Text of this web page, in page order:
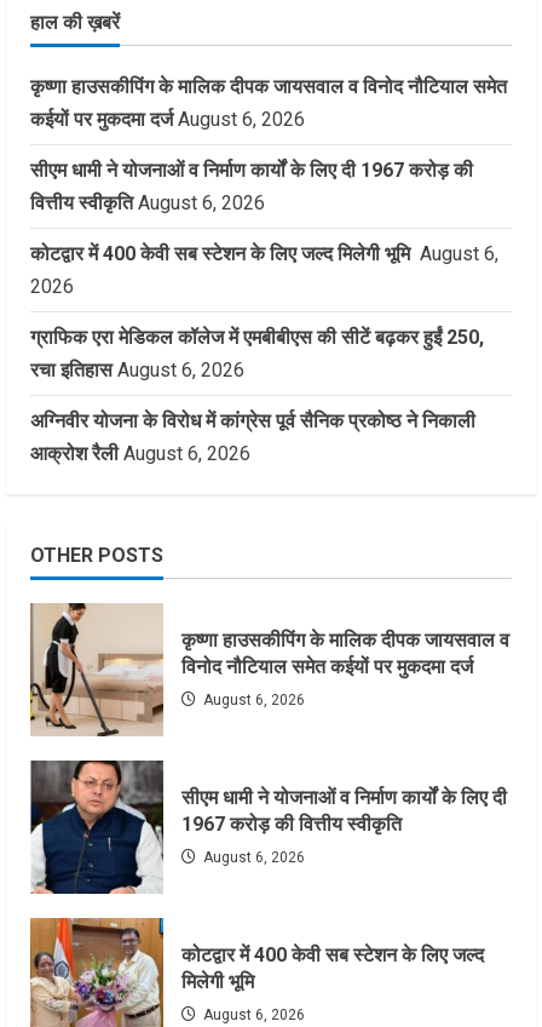
हाल की ख़बरें
कृष्णा हाउसकीपिंग के मालिक दीपक जायसवाल व विनोद नौटियाल समेत
कईयों पर मुकदमा दर्ज August 6, 2026
सीएम धामी ने योजनाओं व निर्माण कार्यों के लिए दी 1967 करोड़ की
वित्तीय स्वीकृति August 6, 2026
कोटद्वार में 400 केवी सब स्टेशन के लिए जल्द मिलेगी भूमि August 6,
2026
ग्राफिक एरा मेडिकल कॉलेज में एमबीबीएस की सीटें बढ़कर हुईं 250,
रचा इतिहास August 6, 2026
अग्निवीर योजना के विरोध में कांग्रेस पूर्व सैनिक प्रकोष्ठ ने निकाली
आक्रोश रैली August 6, 2026
OTHER POSTS
कृष्णा हाउसकीपिंग के मालिक दीपक जायसवाल व
विनोद नौटियाल समेत कईयों पर मुकदमा दर्ज
August 6, 2026
सीएम धामी ने योजनाओं व निर्माण कार्यों के लिए दी
1967 करोड़ की वित्तीय स्वीकृति
August 6, 2026
कोटद्वार में 400 केवी सब स्टेशन के लिए जल्द
मिलेगी भूमि
August 6, 2026